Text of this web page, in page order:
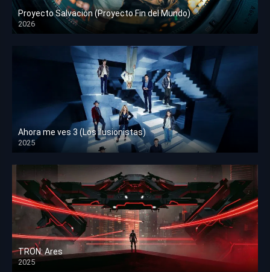
Proyecto Salvación (Proyecto Fin del Mundo)
2026
HD 1080p
Ahora me ves 3 (Los ilusionistas)
2025
HD 1080p
TRON: Ares
2025
HD 1080p